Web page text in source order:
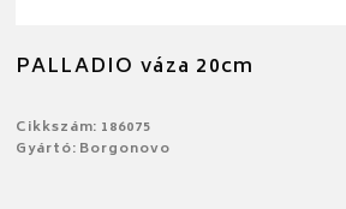
PALLADIO váza 20cm
Cikkszám: 186075
Gyártó: Borgonovo